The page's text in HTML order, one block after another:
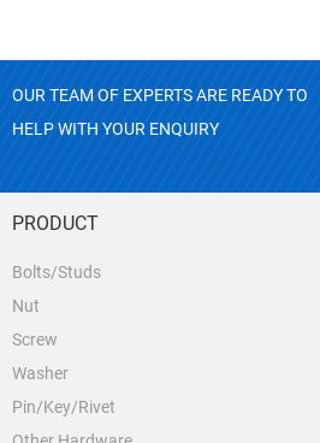
OUR TEAM OF EXPERTS ARE READY TO
HELP WITH YOUR ENQUIRY
PRODUCT
Bolts/Studs
Nut
Screw
Washer
Pin/Key/Rivet